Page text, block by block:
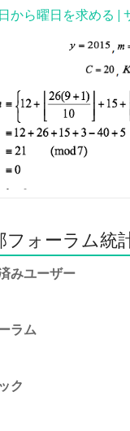
から曜日を求める |
フォーラム統
みユーザー
ラム
ク